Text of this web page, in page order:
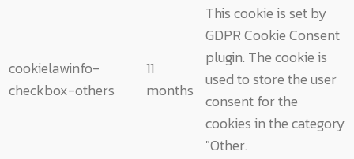
cookielawinfo-
checkbox-others
11
months
This cookie is set by
GDPR Cookie Consent
plugin. The cookie is
used to store the user
consent for the
cookies in the category
"Other.